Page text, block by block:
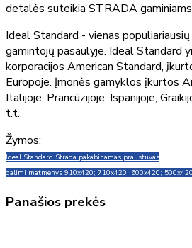
detalės suteikia STRADA
Ideal Standard - vienas
gamintojų pasaulyje. Ideal Standard
korporacijos American Standard,
Europoje. Įmonės gamyklos įkurtos
Italijoje, Prancūzijoje, Ispanijoje,
t.t.
Žymos:
Ideal Standard Strada pakabinamas praustuvas
galimi matmenys 910x420; 710x420; 600x420; 500x420
Panašios prekės